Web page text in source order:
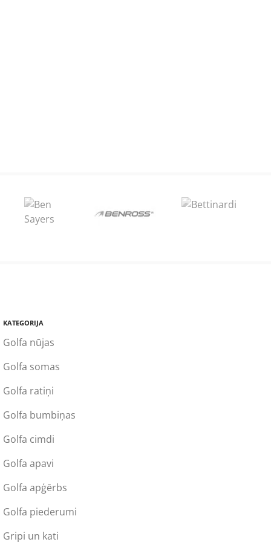
KATEGORIJA
Golfa nūjas
Golfa somas
Golfa ratiņi
Golfa bumbiņas
Golfa cimdi
Golfa apavi
Golfa apģērbs
Golfa piederumi
Gripi un kati